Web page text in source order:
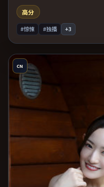
高分
#惊悚 #独播 +3
CN